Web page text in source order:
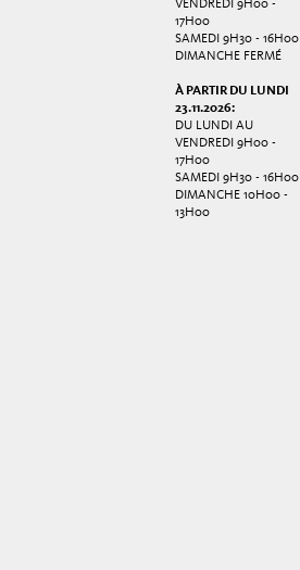
VENDREDI 9H00 -
17H00
SAMEDI 9H30 - 16H00
DIMANCHE FERMÉ
À PARTIR DU LUNDI
23.11.2026:
DU LUNDI AU
VENDREDI 9H00 -
17H00
SAMEDI 9H30 - 16H00
DIMANCHE 10H00 -
13H00